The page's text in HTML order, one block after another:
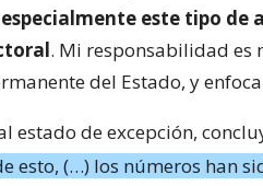
este tipo de
. Mi responsabilidad es
del Estado, y
estado de excepción,
esto, (…) los números han